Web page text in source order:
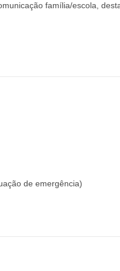
família/escola,
de emergência)